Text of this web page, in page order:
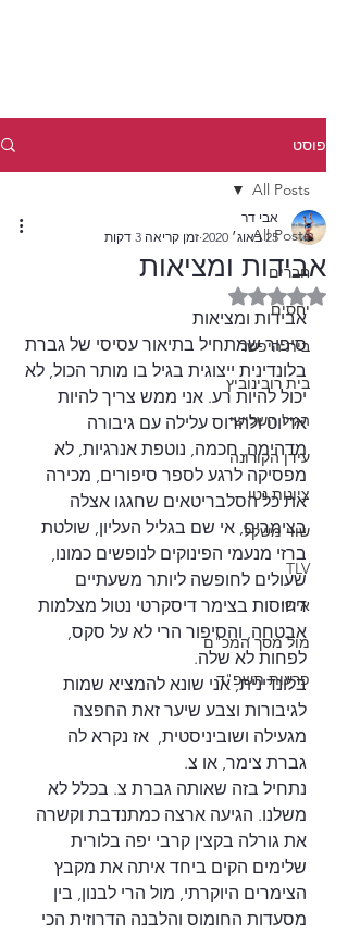
פוסט
All Posts
חברים
יחסים
בית היפשר
בית רובינוביץ
הגיל השלישי
עידן הקורונה
ציונות נטו
שווי משקל
TLV
אישי
מול מסך המכ"ם
פרעות תשפ"ד
All Posts
אבידות ומציאות
אבי דר
25 באוג׳ 2020
זמן קריאה 3 דקות
דירוג של NaN מתוך 5 כוכבים
אבידות ומציאות
סיפור שמתחיל בתיאור עסיסי של גברת
בלונדינית ייצוגית בגיל בו מותר הכול, לא
יכול להיות רע. אני ממש צריך להיות
אדיוט ולהרוס עלילה עם גיבורה
מדהימה, חכמה, נוטפת אנרגיות, לא
מפסיקה לרגע לספר סיפורים, מכירה
את כל הסלבריטאים שחגגו אצלה
בצימרים, אי שם בגליל העליון, שולטת
ברזי מנעמי הפינוקים לנופשים כמונו,
שעולים לחופשה ליותר משעתיים
דחוסות בצימר דיסקרטי נטול מצלמות
אבטחה, והסיפור הרי לא על סקס,
לפחות לא שלה.
בלונדינית, אני שונא להמציא שמות
לגיבורות וצבע שיער זאת החפצה
מגעילה ושוביניסטית,  אז נקרא לה
גברת צימר, או צ.
נתחיל בזה שאותה גברת צ. בכלל לא
משלנו. הגיעה ארצה כמתנדבת וקשרה
את גורלה בקצין קרבי יפה בלורית
שלימים הקים ביחד איתה את מקבץ
הצימרים היוקרתי, מול הרי לבנון, בין
מסעדות החומוס והלבנה הדרוזית הכי